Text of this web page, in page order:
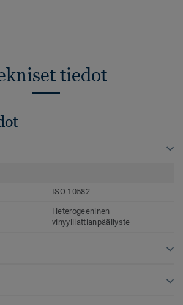
tiedot
ISO 10582
Heterogeeninen
vinyylilattianpäällyste